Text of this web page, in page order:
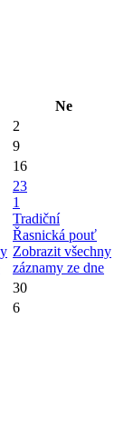
Ne
2
9
16
23
1
Tradiční
Řasnická pouť
Zobrazit všechny
záznamy ze dne
30
6